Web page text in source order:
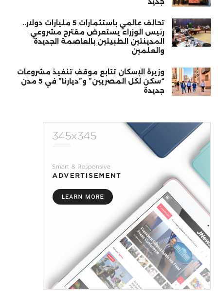
تحالف عالمي باستثمارات 5 مليارات دولار..
رئيس الوزراء يستعرض مقترح مشروعي
المدينتين الطبيتين بالعاصمة الجديدة
والعلمين
وزيرة الإسكان تتابع موقف تنفيذ مشروعات
“سكن لكل المصريين” و”ديارنا” في 5 مدن
جديدة